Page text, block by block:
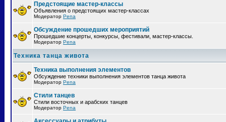
Предстоящие мастер-классы
Объявления о предстоящих мастер-классах
Модератор Pena
Обсуждение прошедших мероприятий
Прошедшие концерты, конкурсы, фестивали, мастер-классы.
Модератор Pena
Техника танца живота
Техника выполнения элементов
Обсуждение техники выполнения элементов танца живота
Модератор Pena
Стили танцев
Стили восточных и арабских танцев
Модератор Pena